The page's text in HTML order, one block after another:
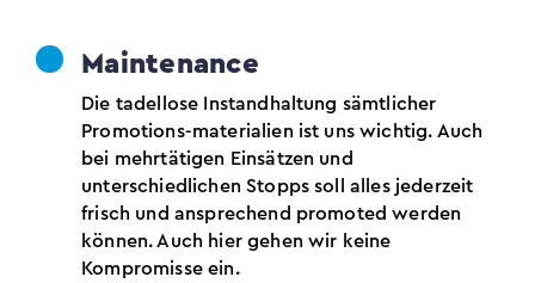
Maintenance
Die tadellose Instandhaltung sämtlicher
Promotions-materialien ist uns wichtig. Auch
bei mehrtätigen Einsätzen und
unterschiedlichen Stopps soll alles jederzeit
frisch und ansprechend promoted werden
können. Auch hier gehen wir keine
Kompromisse ein.